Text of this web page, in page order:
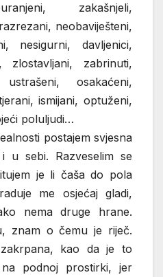
zakašnjeli,
neobaviješteni,
nesigurni, davljenici,
zlostavljani, zabrinuti,
osakaćeni,
ismijani, optuženi,
poluljudi…
postajem svjesna
u sebi. Razveselim se
je li čaša do pola
me osjećaj gladi,
nema druge hrane.
znam o čemu je riječ.
kao da je to
na podnoj prostirki, jer